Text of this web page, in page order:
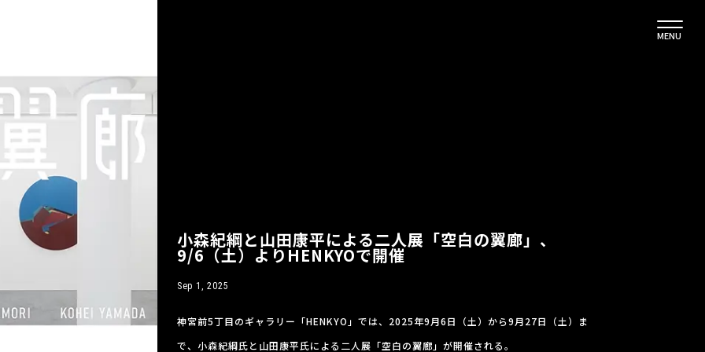
MENU
小森紀綱と山田康平による二人展「空白の翼廊」、
9/6（土）よりHENKYOで開催
Sep 1, 2025
神宮前5丁目のギャラリー「HENKYO」では、2025年9月6日（土）から9月27日（土）ま
で、小森紀綱氏と山田康平氏による二人展「空白の翼廊」が開催される。